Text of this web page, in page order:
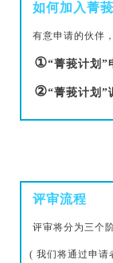
如何加入菁
有意申请的伙伴
①“菁莪计划”
②“菁莪计划”
评审流程
评审将分为三个
( 我们将通过申请